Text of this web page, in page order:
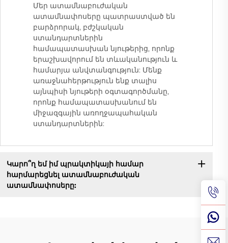
Մեր ատամնաբուժական
ատամնափոսերը պատրաստված են
բարձրորակ, բժշկական
ստանդարտներին
համապատասխան նյութերից, որոնք
երաշխավորում են տևականություն և
համարյա անվտանգություն: Մենք
առաջնահերթություն ենք տալիս
այնպիսի նյութերի օգտագործմանը,
որոնք համապատասխանում են
միջազգային առողջապահական
ստանդարտներին:
Կարո՞ղ եմ իմ պրակտիկայի համար
հարմարեցնել ատամնաբուժական
ատամնափոսերը: